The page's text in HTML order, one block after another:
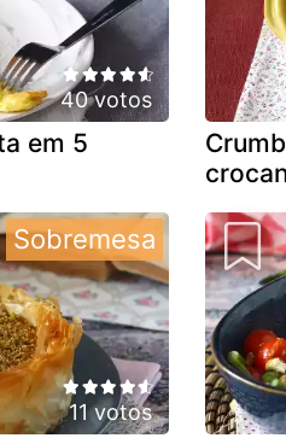
40 votos
em 5
11 votos
Sobremesa